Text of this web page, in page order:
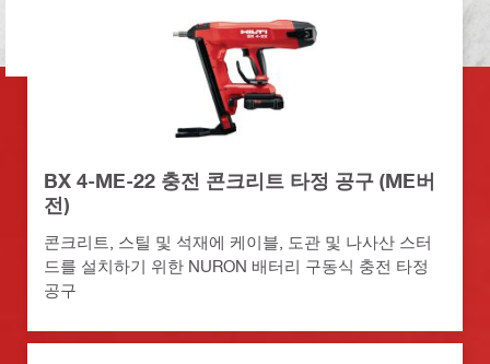
BX 4-ME-22 충전 콘크리트 타정 공구 (ME버
전)
콘크리트, 스틸 및 석재에 케이블, 도관 및 나사산 스터
드를 설치하기 위한 NURON 배터리 구동식 충전 타정
공구